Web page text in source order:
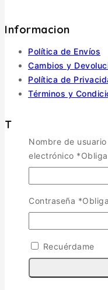
Informacion
Política de Envíos
Cambios y
Política de
Términos y
Tienda
Aviones TOGGLE
Escala 1/144
Helicópteros
Vehiculos Militares
Nombre de
electrónico *
Contraseña *
Recuérdame